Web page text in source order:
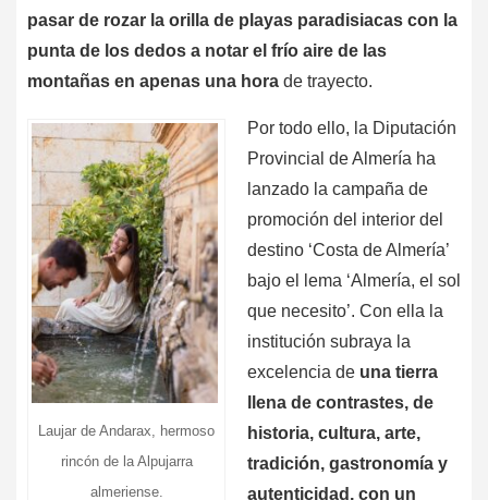
pasar de rozar la orilla de playas paradisiacas con la
punta de los dedos a notar el frío aire de las
montañas en apenas una hora de trayecto.
Laujar de Andarax, hermoso
rincón de la Alpujarra
almeriense.
Por todo ello, la Diputación
Provincial de Almería ha
lanzado la campaña de
promoción del interior del
destino ‘Costa de Almería’
bajo el lema ‘Almería, el sol
que necesito’. Con ella la
institución subraya la
excelencia de una tierra
llena de contrastes, de
historia, cultura, arte,
tradición, gastronomía y
autenticidad, con un